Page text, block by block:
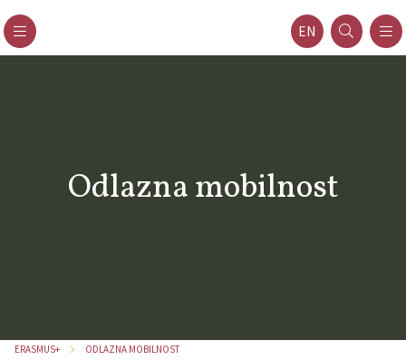
EN
Odlazna mobilnost
ERASMUS+ ODLAZNA MOBILNOST